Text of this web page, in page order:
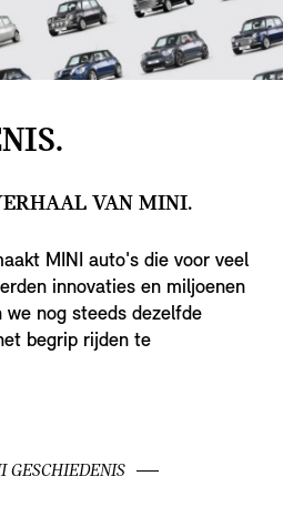
VAN MINI.
MINI auto's die voor veel
innovaties en miljoenen
we nog steeds dezelfde
begrip rijden te
GESCHIEDENIS